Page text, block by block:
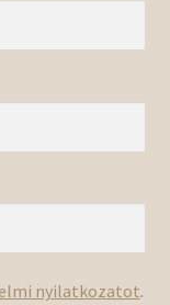
nyilatkozatot.